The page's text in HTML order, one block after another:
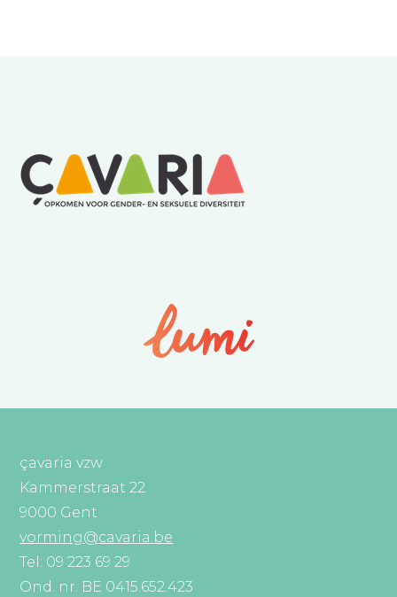
çavaria vzw
Kammerstraat 22
9000 Gent
vorming@cavaria.be
Tel: 09 223 69 29
Ond. nr. BE 0415.652.423